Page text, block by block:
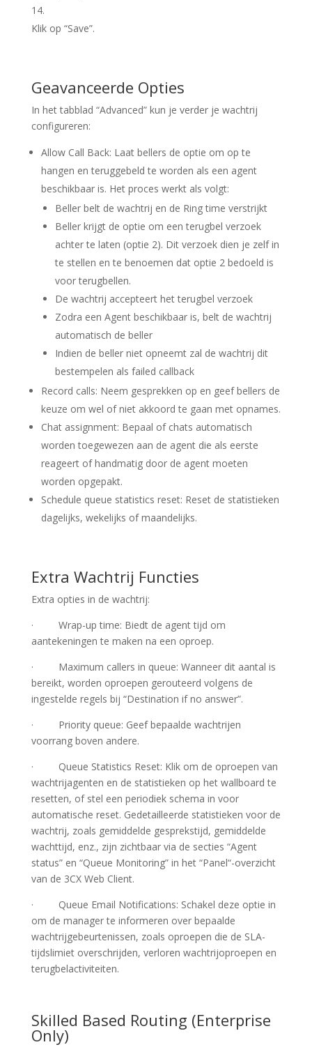
Klik op “Save”.
Geavanceerde Opties
In het tabblad “Advanced” kun je verder je wachtrij
configureren:
Allow Call Back: Laat bellers de optie om op te
hangen en teruggebeld te worden als een agent
beschikbaar is. Het proces werkt als volgt:
Beller belt de wachtrij en de Ring time verstrijkt
Beller krijgt de optie om een terugbel verzoek
achter te laten (optie 2). Dit verzoek dien je zelf in
te stellen en te benoemen dat optie 2 bedoeld is
voor terugbellen.
De wachtrij accepteert het terugbel verzoek
Zodra een Agent beschikbaar is, belt de wachtrij
automatisch de beller
Indien de beller niet opneemt zal de wachtrij dit
bestempelen als failed callback
Record calls: Neem gesprekken op en geef bellers de
keuze om wel of niet akkoord te gaan met opnames.
Chat assignment: Bepaal of chats automatisch
worden toegewezen aan de agent die als eerste
reageert of handmatig door de agent moeten
worden opgepakt.
Schedule queue statistics reset: Reset de statistieken
dagelijks, wekelijks of maandelijks.
Extra Wachtrij Functies
Extra opties in de wachtrij:
· Wrap-up time: Biedt de agent tijd om
aantekeningen te maken na een oproep.
· Maximum callers in queue: Wanneer dit aantal is
bereikt, worden oproepen gerouteerd volgens de
ingestelde regels bij “Destination if no answer”.
· Priority queue: Geef bepaalde wachtrijen
voorrang boven andere.
· Queue Statistics Reset: Klik om de oproepen van
wachtrijagenten en de statistieken op het wallboard te
resetten, of stel een periodiek schema in voor
automatische reset. Gedetailleerde statistieken voor de
wachtrij, zoals gemiddelde gesprekstijd, gemiddelde
wachttijd, enz., zijn zichtbaar via de secties “Agent
status” en “Queue Monitoring” in het “Panel“-overzicht
van de 3CX Web Client.
· Queue Email Notifications: Schakel deze optie in
om de manager te informeren over bepaalde
wachtrijgebeurtenissen, zoals oproepen die de SLA-
tijdslimiet overschrijden, verloren wachtrijoproepen en
terugbelactiviteiten.
Skilled Based Routing (Enterprise
Only)